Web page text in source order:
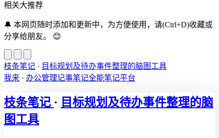
相关大推荐
🔔 本网页随时添加和更新中，为方便使用，请(Ctrl+D)收藏或
分享给朋友。 😊
枝条笔记 · 目标规划及待办事件整理的脑图工具
我来 · 办公管理记事笔记全能笔记平台
枝条笔记 · 目标规划及待办事件整理的脑
图工具